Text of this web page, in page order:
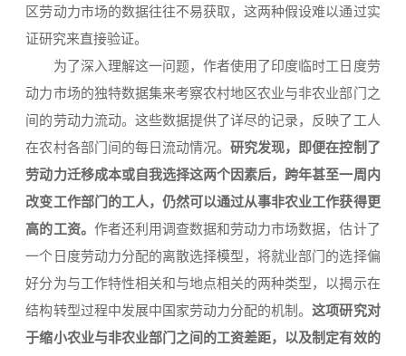
区劳动力市场的数据往往不易获取，这两种假设难以通过实
证研究来直接验证。
为了深入理解这一问题，作者使用了印度临时工日度劳
动力市场的独特数据集来考察农村地区农业与非农业部门之
间的劳动力流动。这些数据提供了详尽的记录，反映了工人
在农村各部门间的每日流动情况。研究发现，即便在控制了
劳动力迁移成本或自我选择这两个因素后，跨年甚至一周内
改变工作部门的工人，仍然可以通过从事非农业工作获得更
高的工资。 作者还利用调查数据和劳动力市场数据，估计了
一个日度劳动力分配的离散选择模型，将就业部门的选择偏
好分为与工作特性相关和与地点相关的两种类型，以揭示在
结构转型过程中发展中国家劳动力分配的机制。这项研究对
于缩小农业与非农业部门之间的工资差距，以及制定有效的